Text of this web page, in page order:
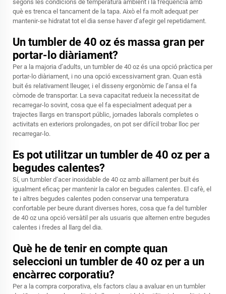
segons les condicions de temperatura ambient i la freqüència amb
què es trenca el tancament de la tapa. Això el fa molt adequat per
mantenir-se hidratat tot el dia sense haver d’afegir gel repetidament.
Un tumbler de 40 oz és massa gran per
portar-lo diàriament?
Per a la majoria d’adults, un tumbler de 40 oz és una opció pràctica per
portar-lo diàriament, i no una opció excessivament gran. Quan està
buit és relativament lleuger, i el disseny ergonòmic de l’ansa el fa
còmode de transportar. La seva capacitat redueix la necessitat de
recarregar-lo sovint, cosa que el fa especialment adequat per a
trajectes llargs en transport públic, jornades laborals completes o
activitats en exteriors prolongades, on pot ser difícil trobar lloc per
recarregar-lo.
Es pot utilitzar un tumbler de 40 oz per a
begudes calentes?
Sí, un tumbler d’acer inoxidable de 40 oz amb aïllament per buit és
igualment eficaç per mantenir la calor en begudes calentes. El cafè, el
te i altres begudes calentes poden conservar una temperatura
confortable per beure durant diverses hores, cosa que fa del tumbler
de 40 oz una opció versàtil per als usuaris que alternen entre begudes
calentes i fredes al llarg del dia.
Què he de tenir en compte quan
seleccioni un tumbler de 40 oz per a un
encàrrec corporatiu?
Per a la compra corporativa, els factors clau a avaluar en un tumbler